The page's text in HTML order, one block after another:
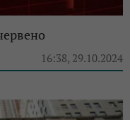
16:38, 29.10.2024